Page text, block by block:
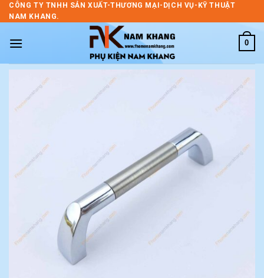
Skip
to
CÔNG TY TNHH SẢN XUẤT-THƯƠNG MẠI-DỊCH VỤ-KỸ THUẬT
NAM KHANG.
0